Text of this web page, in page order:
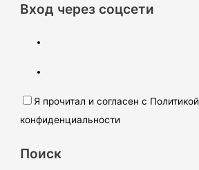
Вход через соцсети
Я прочитал и согласен с Политикой
конфиденциальности
Поиск